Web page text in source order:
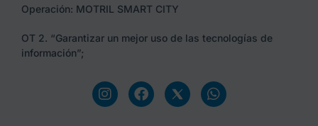
Operación: MOTRIL SMART CITY
OT 2. “Garantizar un mejor uso de las tecnologías de
información”;